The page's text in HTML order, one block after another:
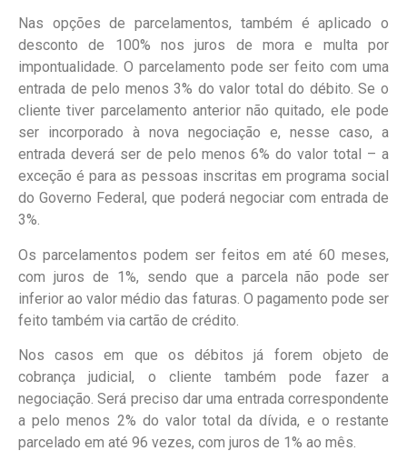
Nas opções de parcelamentos, também é aplicado o
desconto de 100% nos juros de mora e multa por
impontualidade. O parcelamento pode ser feito com uma
entrada de pelo menos 3% do valor total do débito. Se o
cliente tiver parcelamento anterior não quitado, ele pode
ser incorporado à nova negociação e, nesse caso, a
entrada deverá ser de pelo menos 6% do valor total – a
exceção é para as pessoas inscritas em programa social
do Governo Federal, que poderá negociar com entrada de
3%.
Os parcelamentos podem ser feitos em até 60 meses,
com juros de 1%, sendo que a parcela não pode ser
inferior ao valor médio das faturas. O pagamento pode ser
feito também via cartão de crédito.
Nos casos em que os débitos já forem objeto de
cobrança judicial, o cliente também pode fazer a
negociação. Será preciso dar uma entrada correspondente
a pelo menos 2% do valor total da dívida, e o restante
parcelado em até 96 vezes, com juros de 1% ao mês.